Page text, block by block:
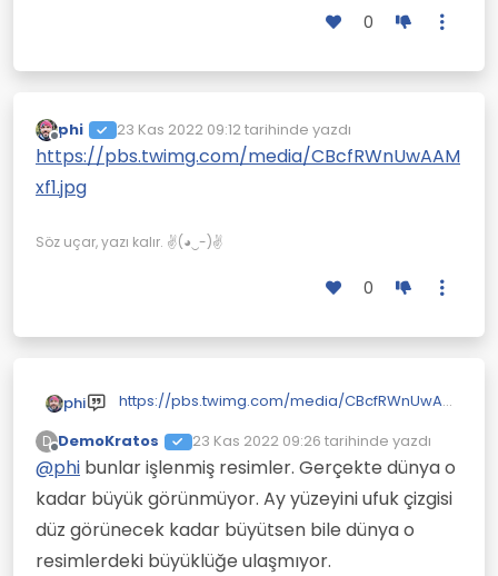
0
Çevrimdışı
phi 23 Kas 2022 09:12tarihinde yazdı
Son düzenleyen:
https://pbs.twimg.com/media/CBcfRWnUwAAM
xf1.jpg
Söz uçar, yazı kalır. ✌(◕‿-)✌
0
phi
https://pbs.twimg.com/media/CBcfRWnUwAA
D
Çevrimdışı
DemoKratos 23 Kas 2022 09:26 tarihinde yazdı
Son düzenleyen:
@phi bunlar işlenmiş resimler. Gerçekte dünya o
kadar büyük görünmüyor. Ay yüzeyini ufuk çizgisi
düz görünecek kadar büyütsen bile dünya o
resimlerdeki büyüklüğe ulaşmıyor.